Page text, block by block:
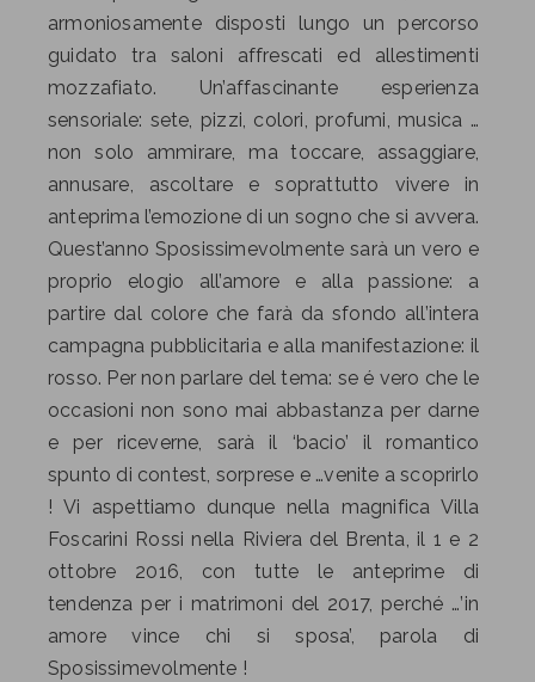
armoniosamente disposti lungo un percorso
guidato tra saloni affrescati ed allestimenti
mozzafiato. Un’affascinante esperienza
sensoriale: sete, pizzi, colori, profumi, musica …
non solo ammirare, ma toccare, assaggiare,
annusare, ascoltare e soprattutto vivere in
anteprima l’emozione di un sogno che si avvera.
Quest’anno Sposissimevolmente sarà un vero e
proprio elogio all’amore e alla passione: a
partire dal colore che farà da sfondo all’intera
campagna pubblicitaria e alla manifestazione: il
rosso. Per non parlare del tema: se é vero che le
occasioni non sono mai abbastanza per darne
e per riceverne, sarà il ‘bacio’ il romantico
spunto di contest, sorprese e …venite a scoprirlo
! Vi aspettiamo dunque nella magnifica Villa
Foscarini Rossi nella Riviera del Brenta, il 1 e 2
ottobre 2016, con tutte le anteprime di
tendenza per i matrimoni del 2017, perché …’in
amore vince chi si sposa’, parola di
Sposissimevolmente !